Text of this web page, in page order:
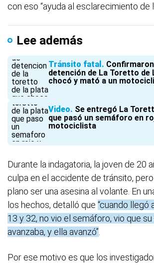
con eso “ayuda al esclarecimiento de
Lee además
Tránsito fatal
detención de La Toretto de
chocó y mató a un
Video Se entregó La
que pasó un semáforo en
motociclista
Durante la indagatoria, la joven de 20
culpa en el accidente de tránsito,
plano ser una asesina al volante. En
los hechos, detalló que “cuando llegó
13 y 32, no vio el semáforo, vio que su
avanzaba, y ella avanzó”
Por ese motivo es que los